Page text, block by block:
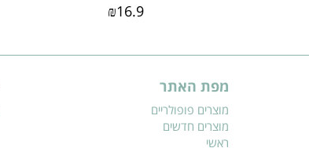
₪16.9
מפת האתר
מוצרים פופולריים
מוצרים חדשים
ראשי